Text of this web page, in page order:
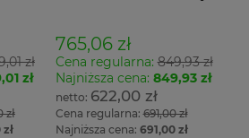
zł
zł
zł
765,06 zł
Cena regularna:849,93 zł
Najniższa cena: 849,93 zł
622,00 zł
Cena regularna:691,00 zł
Najniższa cena: 691,00 zł